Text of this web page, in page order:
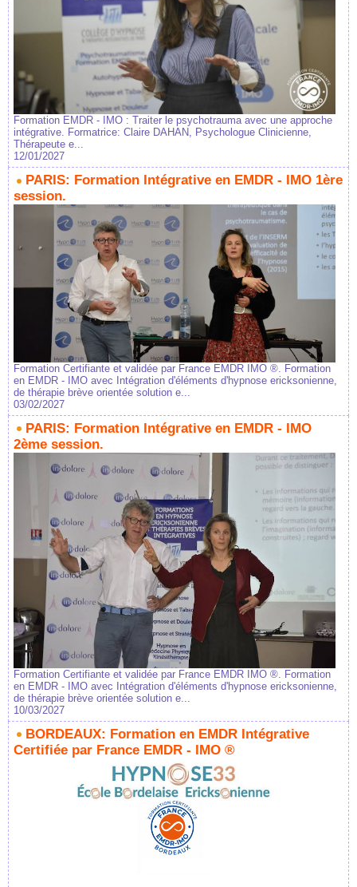
Formation EMDR - IMO : Traiter le psychotrauma avec une approche
intégrative. Formatrice: Claire DAHAN, Psychologue Clinicienne,
Thérapeute e...
12/01/2027
PARIS: Formation Intégrative en EMDR - IMO 1ère
session.
Formation Certifiante et validée par France EMDR IMO ®. Formation
en EMDR - IMO avec Intégration d'éléments d'hypnose ericksonienne,
de thérapie brève orientée solution e...
03/02/2027
PARIS: Formation Intégrative en EMDR - IMO
2ème session.
Formation Certifiante et validée par France EMDR IMO ®. Formation
en EMDR - IMO avec Intégration d'éléments d'hypnose ericksonienne,
de thérapie brève orientée solution e...
10/03/2027
BORDEAUX: Formation en EMDR Intégrative
Certifiée par France EMDR - IMO ®